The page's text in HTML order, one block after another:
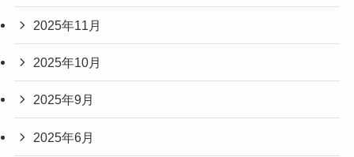
2025年11月
2025年10月
2025年9月
2025年6月